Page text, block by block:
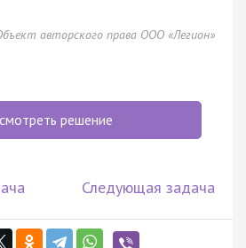
авторского права ООО «Легион»
решение
Следующая задача